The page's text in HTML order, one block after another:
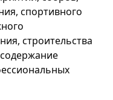
спортивного
строительства